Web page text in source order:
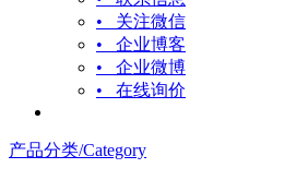
• 关注微信
• 企业博客
• 企业微博
• 在线询价
产品分类/Category